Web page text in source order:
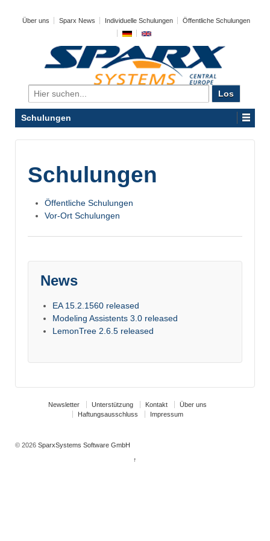
Über uns Sparx News Individuelle Schulungen Öffentliche Schulungen
Search
for:
Schulungen
Schulungen
Öffentliche Schulungen
Vor-Ort Schulungen
News
EA 15.2.1560 released
Modeling Assistents 3.0 released
LemonTree 2.6.5 released
Newsletter Unterstützung Kontakt
Über uns
Haftungsausschluss
Impressum
© 2026 SparxSystems Software GmbH
↑